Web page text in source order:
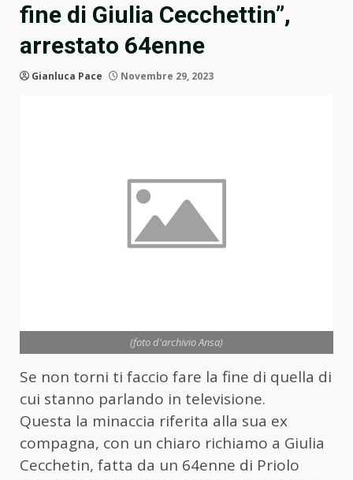
fine di Giulia Cecchettin”,
arrestato 64enne
Gianluca Pace Novembre 29, 2023
(foto d'archivio Ansa)
Se non torni ti faccio fare la fine di quella di
cui stanno parlando in televisione.
Questa la minaccia riferita alla sua ex
compagna, con un chiaro richiamo a Giulia
Cecchetin, fatta da un 64enne di Priolo